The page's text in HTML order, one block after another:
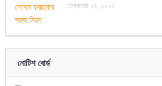
ফেব্রুয়ারি ২৪, ২০২০
নোটিশ বোর্ড